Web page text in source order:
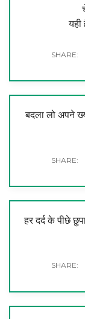
बदला लो अपने
हर दर्द के पीछे